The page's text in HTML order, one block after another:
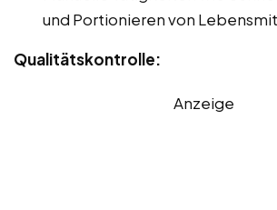
und Portionieren von
Qualitätskontrolle:
Anzeige